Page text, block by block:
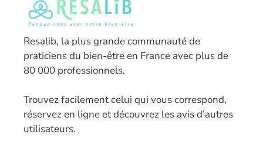
Resalib, la plus grande communauté de
praticiens du bien-être en France avec plus de
80 000 professionnels.
Trouvez facilement celui qui vous correspond,
réservez en ligne et découvrez les avis d’autres
utilisateurs.